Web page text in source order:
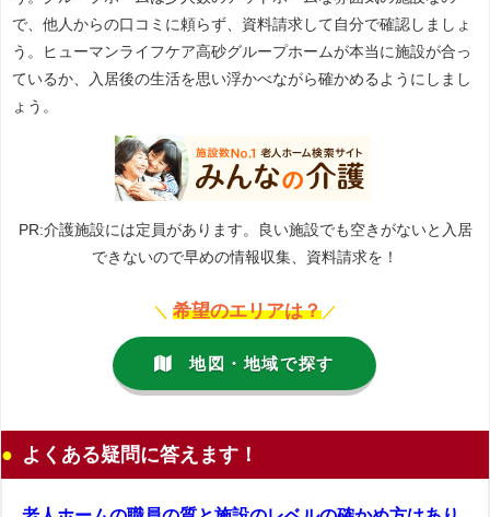
で、他人からの口コミに頼らず、資料請求して自分で確認しましょ
う。ヒューマンライフケア高砂グループホームが本当に施設が合っ
ているか、入居後の生活を思い浮かべながら確かめるようにしまし
ょう。
PR:介護施設には定員があります。良い施設でも空きがないと入居
できないので早めの情報収集、資料請求を！
＼ 希望のエリアは？ ／
地図・地域で探す
よくある疑問に答えます！